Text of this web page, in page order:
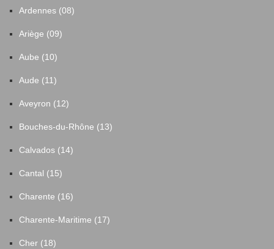
Ardennes (08)
Ariège (09)
Aube (10)
Aude (11)
Aveyron (12)
Bouches-du-Rhône (13)
Calvados (14)
Cantal (15)
Charente (16)
Charente-Maritime (17)
Cher (18)